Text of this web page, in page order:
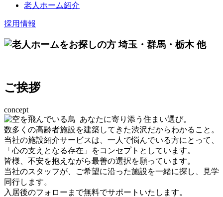
老人ホーム紹介
採用情報
ご挨拶
concept
あなたに寄り添う住まい選び。
数多くの高齢者施設を建築してきた渋沢だからわかること。
当社の施設紹介サービスは、一人で悩んでいる方にとって、
「心の支えとなる存在」
をコンセプトとしています。
皆様、不安を抱えながら最善の選択を願っています。
当社のスタッフが、ご希望に沿った施設を一緒に探し、見学
同行します。
入居後のフォローまで無料でサポートいたします。